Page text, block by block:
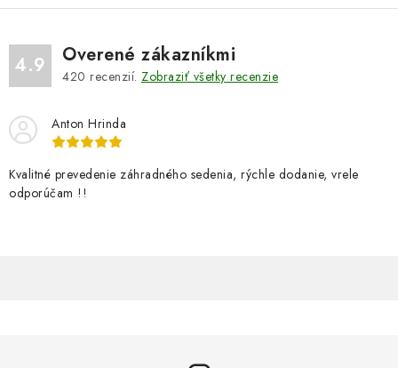
4.9 Overené zákazníkmi
420 recenzií. Zobraziť všetky recenzie
Anton Hrinda
Kvalitné prevedenie záhradného sedenia, rýchle dodanie, vrele
odporúčam !!